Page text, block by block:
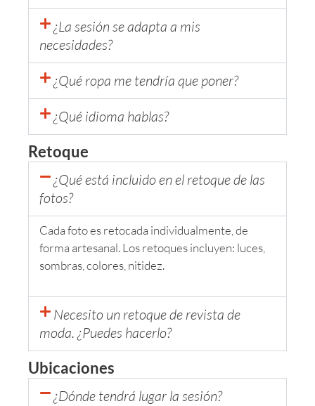
¿La sesión se adapta a mis
necesidades?
¿Qué ropa me tendría que poner?
¿Qué idioma hablas?
Retoque
¿Qué está incluido en el retoque de las
fotos?
Cada foto es retocada individualmente, de
forma artesanal. Los retoques incluyen: luces,
sombras, colores, nitidez.
Necesito un retoque de revista de
moda. ¿Puedes hacerlo?
Ubicaciones
¿Dónde tendrá lugar la sesión?